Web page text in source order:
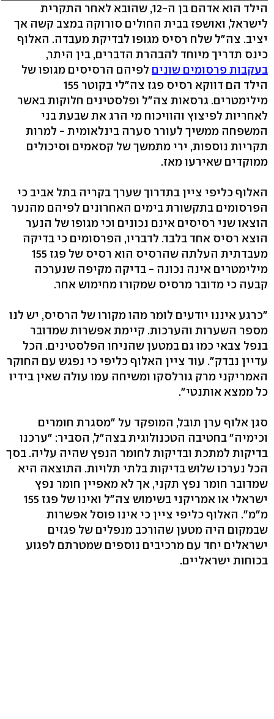
הילד הוא אדהם בן ה-12, שהובא לאחר התקרית
לישראל, ואושפז בבית החולים סורוקה במצב קשה אך
יציב. צה"ל שלח רסיס מגופו לבדיקת מעבדה. האלוף
כינס תדריך מיוחד להבהרת הדברים, בין היתר,
בעקבות פרסומים שונים לפיהם הרסיסים מגופו של
הילד הם דווקא רסיס פגז צה"לי בקוטר 155
מילימטרים. גרסאות צה"ל ופלסטינים חלוקות באשר
לאחריות לפיצוץ והוויכוח מי הרג את שבעת בני
המשפחה ממשיך לעורר סערה בינלאומית - למרות
תקריות נוספות, ירי מתמשך של קסאמים וסיכולים
ממוקדים שאירעו מאז.
האלוף כליפי ציין בתדרוך שערך בקריה בתל אביב כי
הפרסומים בתקשורת בימים האחרונים לפיהם מהנער
הוצאו שני רסיסים אינם נכונים וכי מגופו של הנער
הוצא רסיס אחד בלבד. לדבריו, הפרסומים כי בדיקה
מעבדתית העלתה שהרסיס הוא רסיס של פגז 155
מילימטרים אינה נכונה - בדיקה מקיפה שנערכה
קבעה כי מדובר מרסיס שמקורו מחימוש אחר.
"כרגע איננו יודעים לומר מהו מקורו של הרסיס, יש לנו
מספר השערות והערכות. קיימת אפשרות שמדובר
בנפל צבאי כמו גם במטען שהניחו הפלסטינים. הכל
עדיין נבדק". עוד ציין האלוף כליפי כי נפגש עם החוקר
האמריקני מרק גורלסקו ומשיחה עמו עולה שאין בידיו
כל ממצא אותנטי".
סגן אלוף ערן תובל, המופקד על "מסגרת חומרים
וכימיה" בחטיבה הטכנולוגית בצה"ל, הסביר: "ערכנו
בדיקות למתכת ובדיקות לחומר הנפץ שהיה עליה. בסך
הכל נערכו שלוש בדיקות בלתי תלויות. התוצאה היא
שמדובר חומר נפץ תקני, אך לא מאפיין חומר נפץ
ישראלי או אמריקני בשימוש צה"ל ואינו של פגז 155
מ"מ". האלוף כליפי ציין כי אינו פוסל אפשרות
שבמקום היה מטען שהורכב מנפלים של פגזים
ישראלים יחד עם מרכיבים נוספים שמטרתם לפגוע
בכוחות ישראליים.